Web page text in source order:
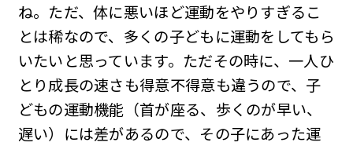
ね。ただ、体に悪いほど運動をやりすぎるこ
とは稀なので、多くの子どもに運動をしてもら
いたいと思っています。ただその時に、一人ひ
とり成長の速さも得意不得意も違うので、子
どもの運動機能（首が座る、歩くのが早い、
遅い）には差があるので、その子にあった運